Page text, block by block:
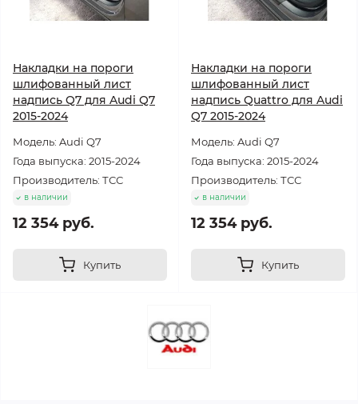
Накладки на пороги
шлифованный лист
надпись Q7 для Audi Q7
2015-2024
Модель: Audi Q7
Года выпуска: 2015-2024
Производитель: ТСС
в наличии
12 354 руб.
Купить
Накладки на пороги
шлифованный лист
надпись Quattro для Audi
Q7 2015-2024
Модель: Audi Q7
Года выпуска: 2015-2024
Производитель: ТСС
в наличии
12 354 руб.
Купить